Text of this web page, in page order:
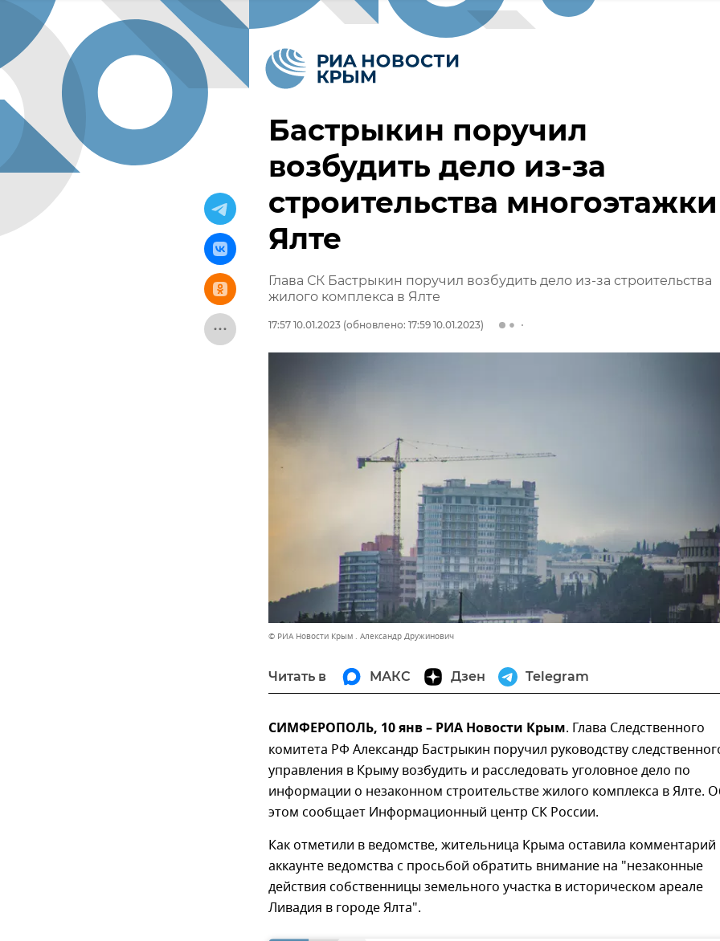
Бастрыкин поручил
возбудить дело из-за
строительства
Ялте
Глава СК Бастрыкин поручил возбудить дело из-за строительства
жилого комплекса в Ялте
17:57 10.01.2023 (обновлено: 17:59 10.01.2023)
© РИА Новости Крым . Александр Дружинович
Читать в МАКС Дзен Telegram
СИМФЕРОПОЛЬ, 10 янв – РИА Новости Крым. Глава Следственного
комитета РФ Александр Бастрыкин поручил руководству
управления в Крыму возбудить и расследовать уголовное дело по
информации о незаконном строительстве жилого комплекса в Ялте.
этом сообщает Информационный центр СК России.
Как отметили в ведомстве, жительница Крыма оставила комментарий
аккаунте ведомства с просьбой обратить внимание на "незаконные
действия собственницы земельного участка в историческом ареале
Ливадия в городе Ялта".